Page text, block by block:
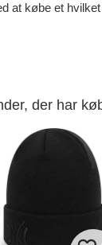
at købe et
der har